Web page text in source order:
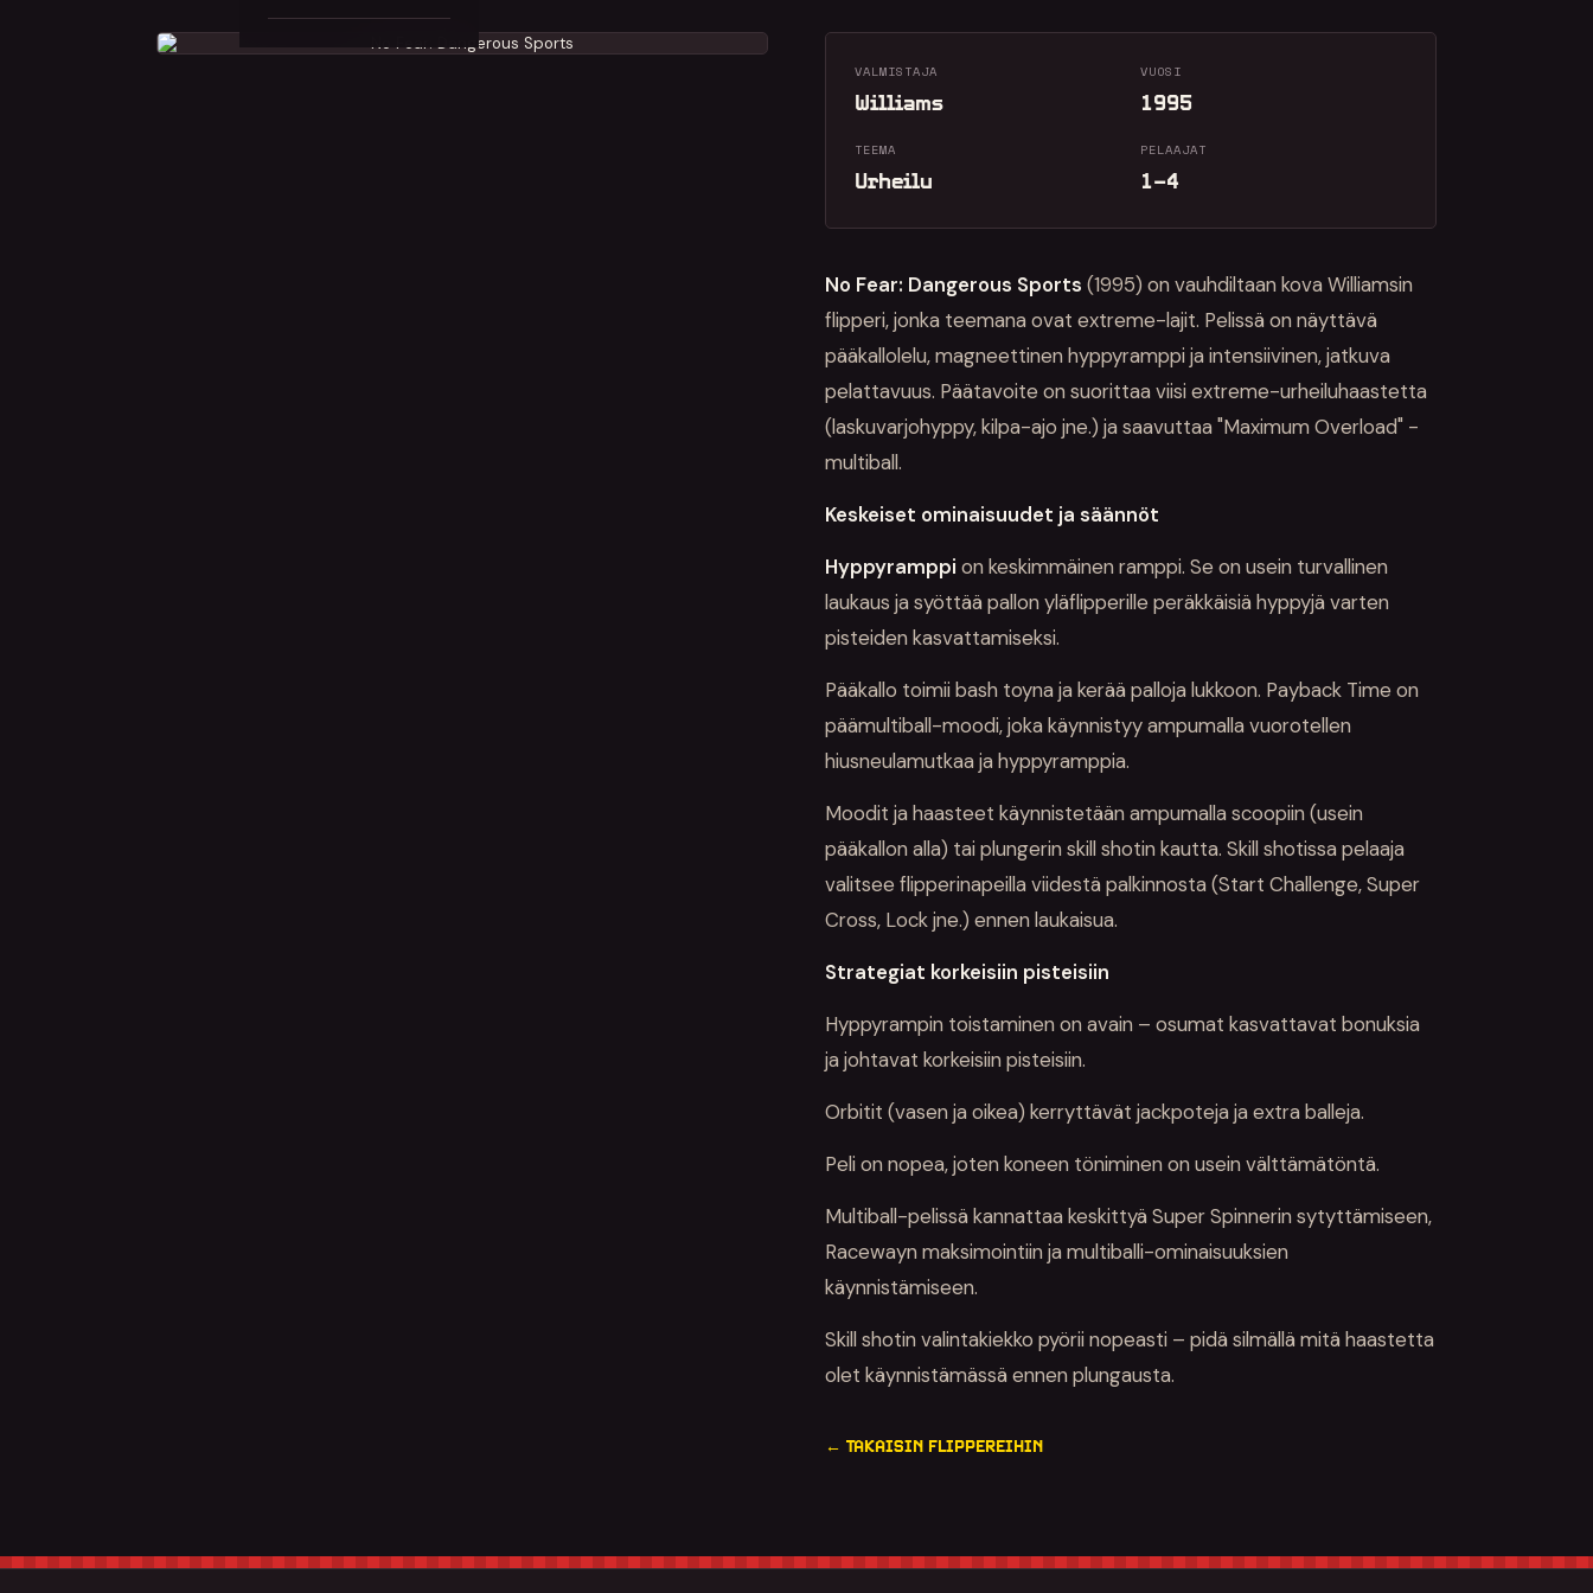
VALMISTAJA
Williams
VUOSI
1995
TEEMA
Urheilu
PELAAJAT
1–4
No Fear: Dangerous Sports (1995) on vauhdiltaan kova Williamsin
flipperi, jonka teemana ovat extreme-lajit. Pelissä on näyttävä
pääkallolelu, magneettinen hyppyramppi ja intensiivinen, jatkuva
pelattavuus. Päätavoite on suorittaa viisi extreme-urheiluhaastetta
(laskuvarjohyppy, kilpa-ajo jne.) ja saavuttaa "Maximum Overload" -
multiball.
Keskeiset ominaisuudet ja säännöt
Hyppyramppi on keskimmäinen ramppi. Se on usein turvallinen
laukaus ja syöttää pallon yläflipperille peräkkäisiä hyppyjä varten
pisteiden kasvattamiseksi.
Pääkallo toimii bash toyna ja kerää palloja lukkoon. Payback Time on
päämultiball-moodi, joka käynnistyy ampumalla vuorotellen
hiusneulamutkaa ja hyppyramppia.
Moodit ja haasteet käynnistetään ampumalla scoopiin (usein
pääkallon alla) tai plungerin skill shotin kautta. Skill shotissa pelaaja
valitsee flipperinapeilla viidestä palkinnosta (Start Challenge, Super
Cross, Lock jne.) ennen laukaisua.
Strategiat korkeisiin pisteisiin
Hyppyrampin toistaminen on avain – osumat kasvattavat bonuksia
ja johtavat korkeisiin pisteisiin.
Orbitit (vasen ja oikea) kerryttävät jackpoteja ja extra balleja.
Peli on nopea, joten koneen töniminen on usein välttämätöntä.
Multiball-pelissä kannattaa keskittyä Super Spinnerin sytyttämiseen,
Racewayn maksimointiin ja multiballi-ominaisuuksien
käynnistämiseen.
Skill shotin valintakiekko pyörii nopeasti – pidä silmällä mitä haastetta
olet käynnistämässä ennen plungausta.
← TAKAISIN FLIPPEREIHIN